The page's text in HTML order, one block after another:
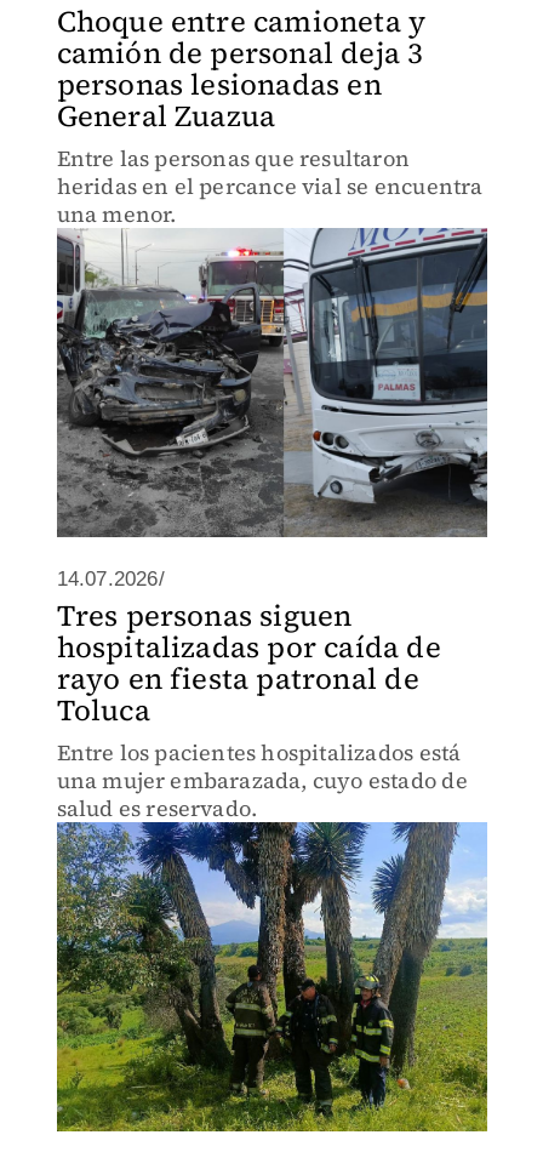
Choque entre camioneta y
camión de personal deja 3
personas lesionadas en
General Zuazua
Entre las personas que resultaron
heridas en el percance vial se encuentra
una menor.
14.07.2026/
Tres personas siguen
hospitalizadas por caída de
rayo en fiesta patronal de
Toluca
Entre los pacientes hospitalizados está
una mujer embarazada, cuyo estado de
salud es reservado.